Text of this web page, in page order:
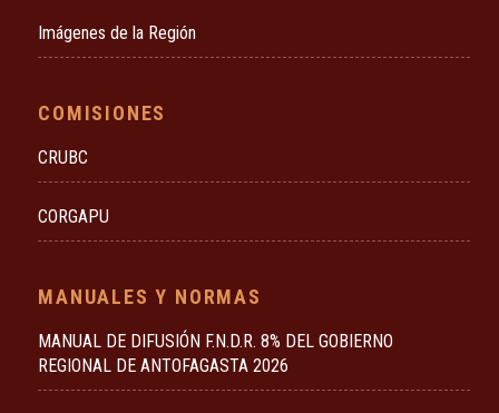
Imágenes de la Región
COMISIONES
CRUBC
CORGAPU
MANUALES Y NORMAS
MANUAL DE DIFUSIÓN F.N.D.R. 8% DEL GOBIERNO
REGIONAL DE ANTOFAGASTA 2026